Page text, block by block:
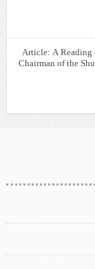
Article: A Reading
Chairman of the